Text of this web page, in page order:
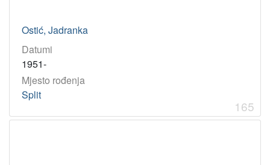
Ostić, Jadranka
Datumi
1951-
Mjesto rođenja
Split
165